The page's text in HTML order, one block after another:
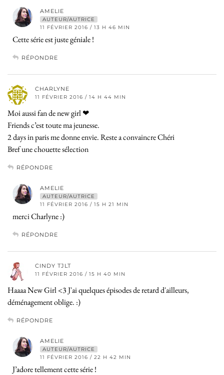
AMELIE
AUTEUR/AUTRICE
11 FÉVRIER 2016 / 13 H 46 MIN
Cette série est juste géniale !
RÉPONDRE
CHARLYNE
11 FÉVRIER 2016 / 14 H 44 MIN
Moi aussi fan de new girl ❤
Friends c’est toute ma jeunesse.
2 days in paris me donne envie. Reste a convaincre Chéri
Bref une chouette sélection
RÉPONDRE
AMELIE
AUTEUR/AUTRICE
11 FÉVRIER 2016 / 15 H 21 MIN
merci Charlyne :)
RÉPONDRE
CINDY TJLT
11 FÉVRIER 2016 / 15 H 40 MIN
Haaaa New Girl <3 J'ai quelques épisodes de retard d'ailleurs,
déménagement oblige. :)
RÉPONDRE
AMELIE
AUTEUR/AUTRICE
11 FÉVRIER 2016 / 22 H 42 MIN
J’adore tellement cette série !